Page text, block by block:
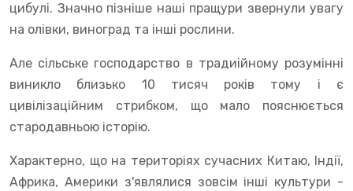
цибулі. Значно пізніше наші пращури звернули увагу
на олівки, виноград та інші рослини.
Але сільське господарство в традиійному розумінні
виникло близько 10 тисяч років тому і є
цивілізаційним стрибком, що мало пояснюється
стародавньою історію.
Характерно, що на територіях сучасних Китаю, Індії,
Африка, Америки з'являлися зовсім інші культури -